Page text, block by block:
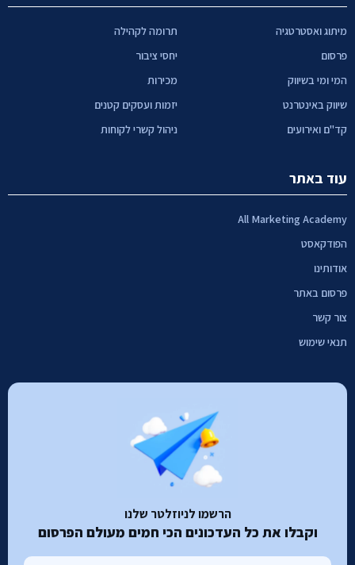
מיתוג ואסטרטגיה
פרסום
המי ומי בשיווק
שיווק באינטרנט
קד"ם ואירועים
תרומה לקהילה
יחסי ציבור
מכירות
יזמות ועסקים קטנים
ניהול קשרי לקוחות
עוד באתר
All Marketing Academy
הפודקאסט
אודותינו
פרסום באתר
צור קשר
תנאי שימוש
הרשמו לניוזלטר שלנו
וקבלו את כל העדכונים הכי חמים מעולם הפרסום